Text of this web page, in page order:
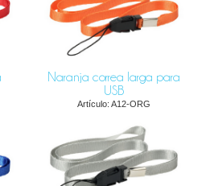
Naranja correa larga para
USB
Artículo: A12-ORG